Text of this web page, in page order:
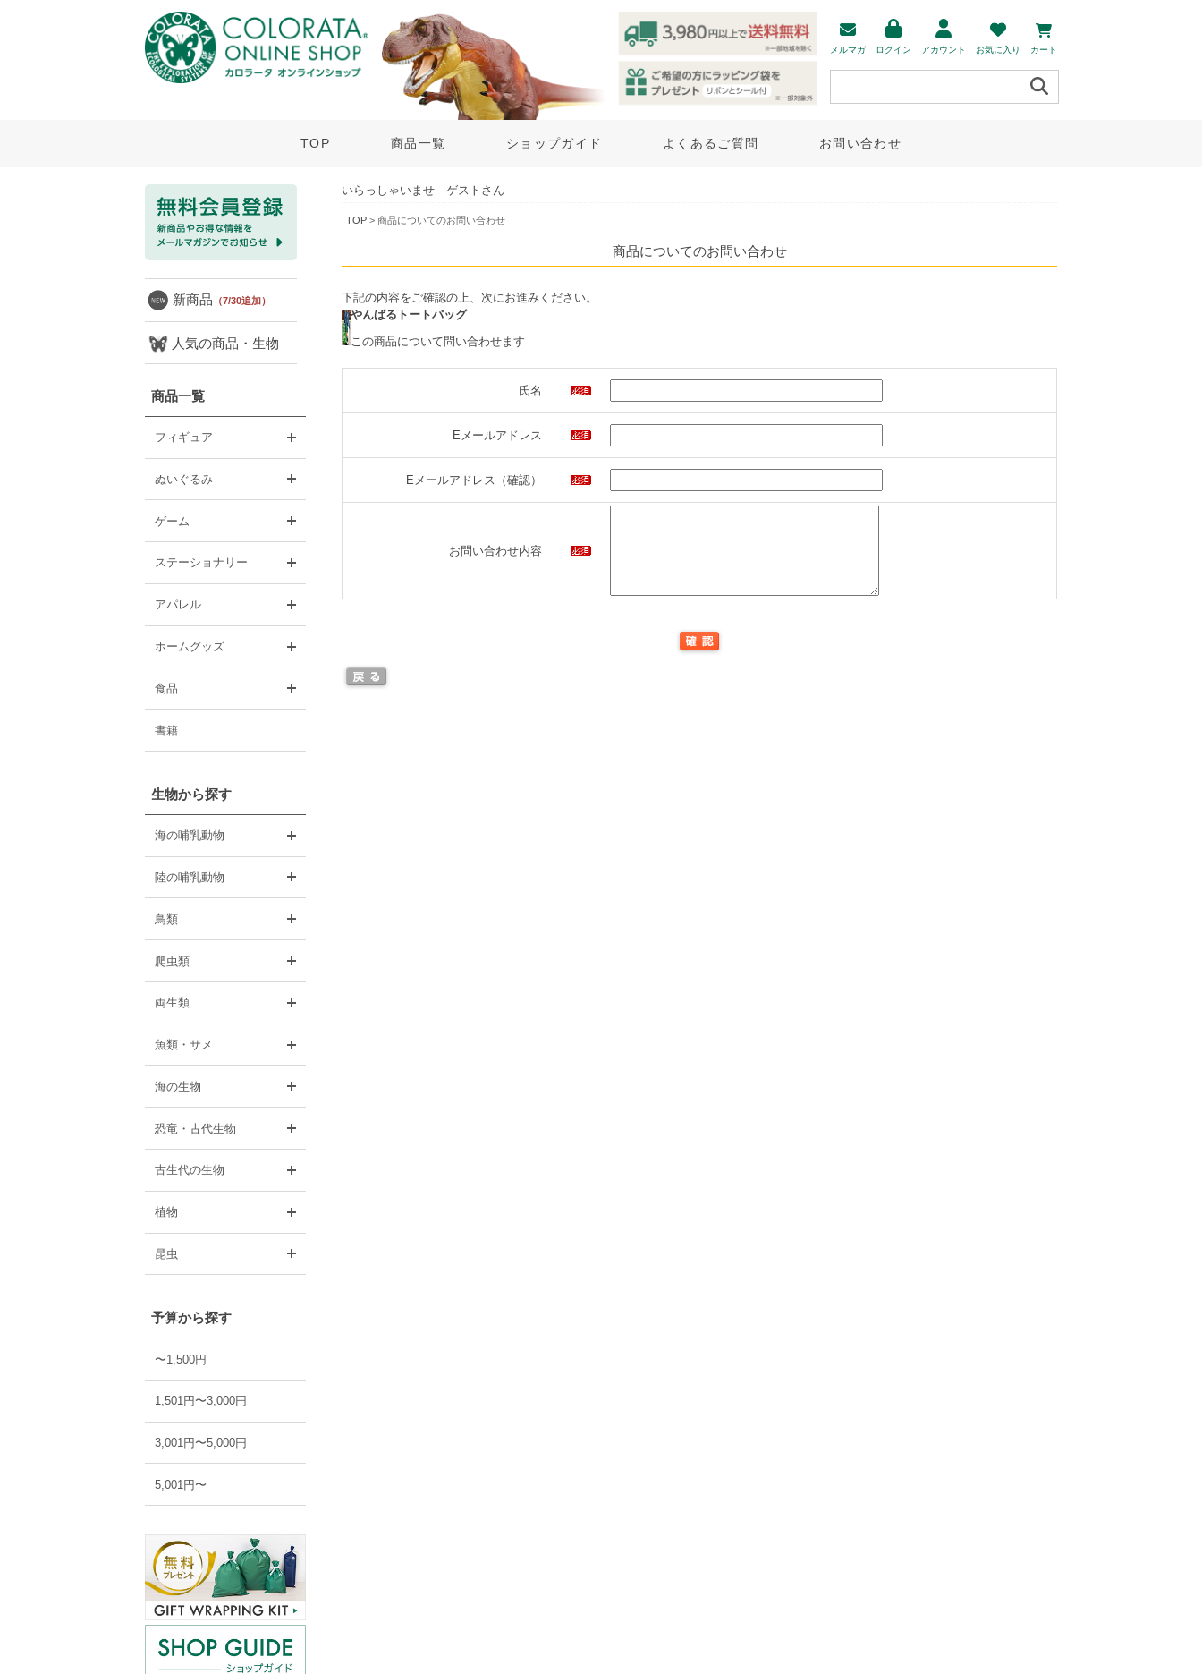
メルマガ ログイン アカウント お気に入り カート
TOP 商品一覧 ショップガイド よくあるご質問 お問い合わせ
新商品 （7/30追加）
人気の商品・生物
商品一覧
フィギュア
ぬいぐるみ
ゲーム
ステーショナリー
アパレル
ホームグッズ
食品
書籍
生物から探す
海の哺乳動物
陸の哺乳動物
鳥類
爬虫類
両生類
魚類・サメ
海の生物
恐竜・古代生物
古生代の生物
植物
昆虫
予算から探す
〜1,500円
1,501円〜3,000円
3,001円〜5,000円
5,001円〜
いらっしゃいませ ゲストさん
TOP > 商品についてのお問い合わせ
商品についてのお問い合わせ
下記の内容をご確認の上、次にお進みください。
やんばるトートバッグ
この商品について問い合わせます
氏名
Eメールアドレス
Eメールアドレス（確認）
お問い合わせ内容